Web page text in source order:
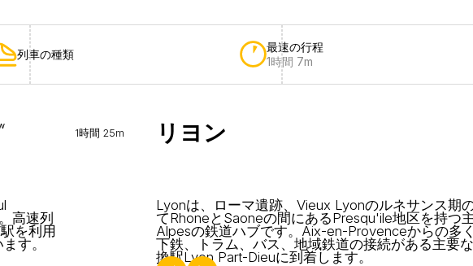
列車の種類
最速の行程
1時間 7m
高速列
を利用
す。
1時間 25m リヨン
Lyonは、ローマ遺跡、Vieux Lyonのルネサンス期
てRhoneとSaoneの間にあるPresqu'ile地区を持つ
Alpesの鉄道ハブです。Aix-en-Provenceからの多
下鉄、トラム、バス、地域鉄道の接続がある主要
換駅Lyon Part-Dieuに到着します。